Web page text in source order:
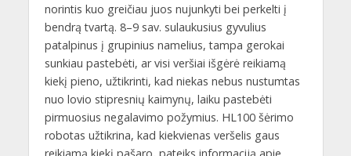
norintis kuo greičiau juos nujunkyti bei perkelti į
bendrą tvartą. 8–9 sav. sulaukusius gyvulius
patalpinus į grupinius namelius, tampa gerokai
sunkiau pastebėti, ar visi veršiai išgėrė reikiamą
kiekį pieno, užtikrinti, kad niekas nebus nustumtas
nuo lovio stipresnių kaimynų, laiku pastebėti
pirmuosius negalavimo požymius. HL100 šėrimo
robotas užtikrina, kad kiekvienas veršelis gaus